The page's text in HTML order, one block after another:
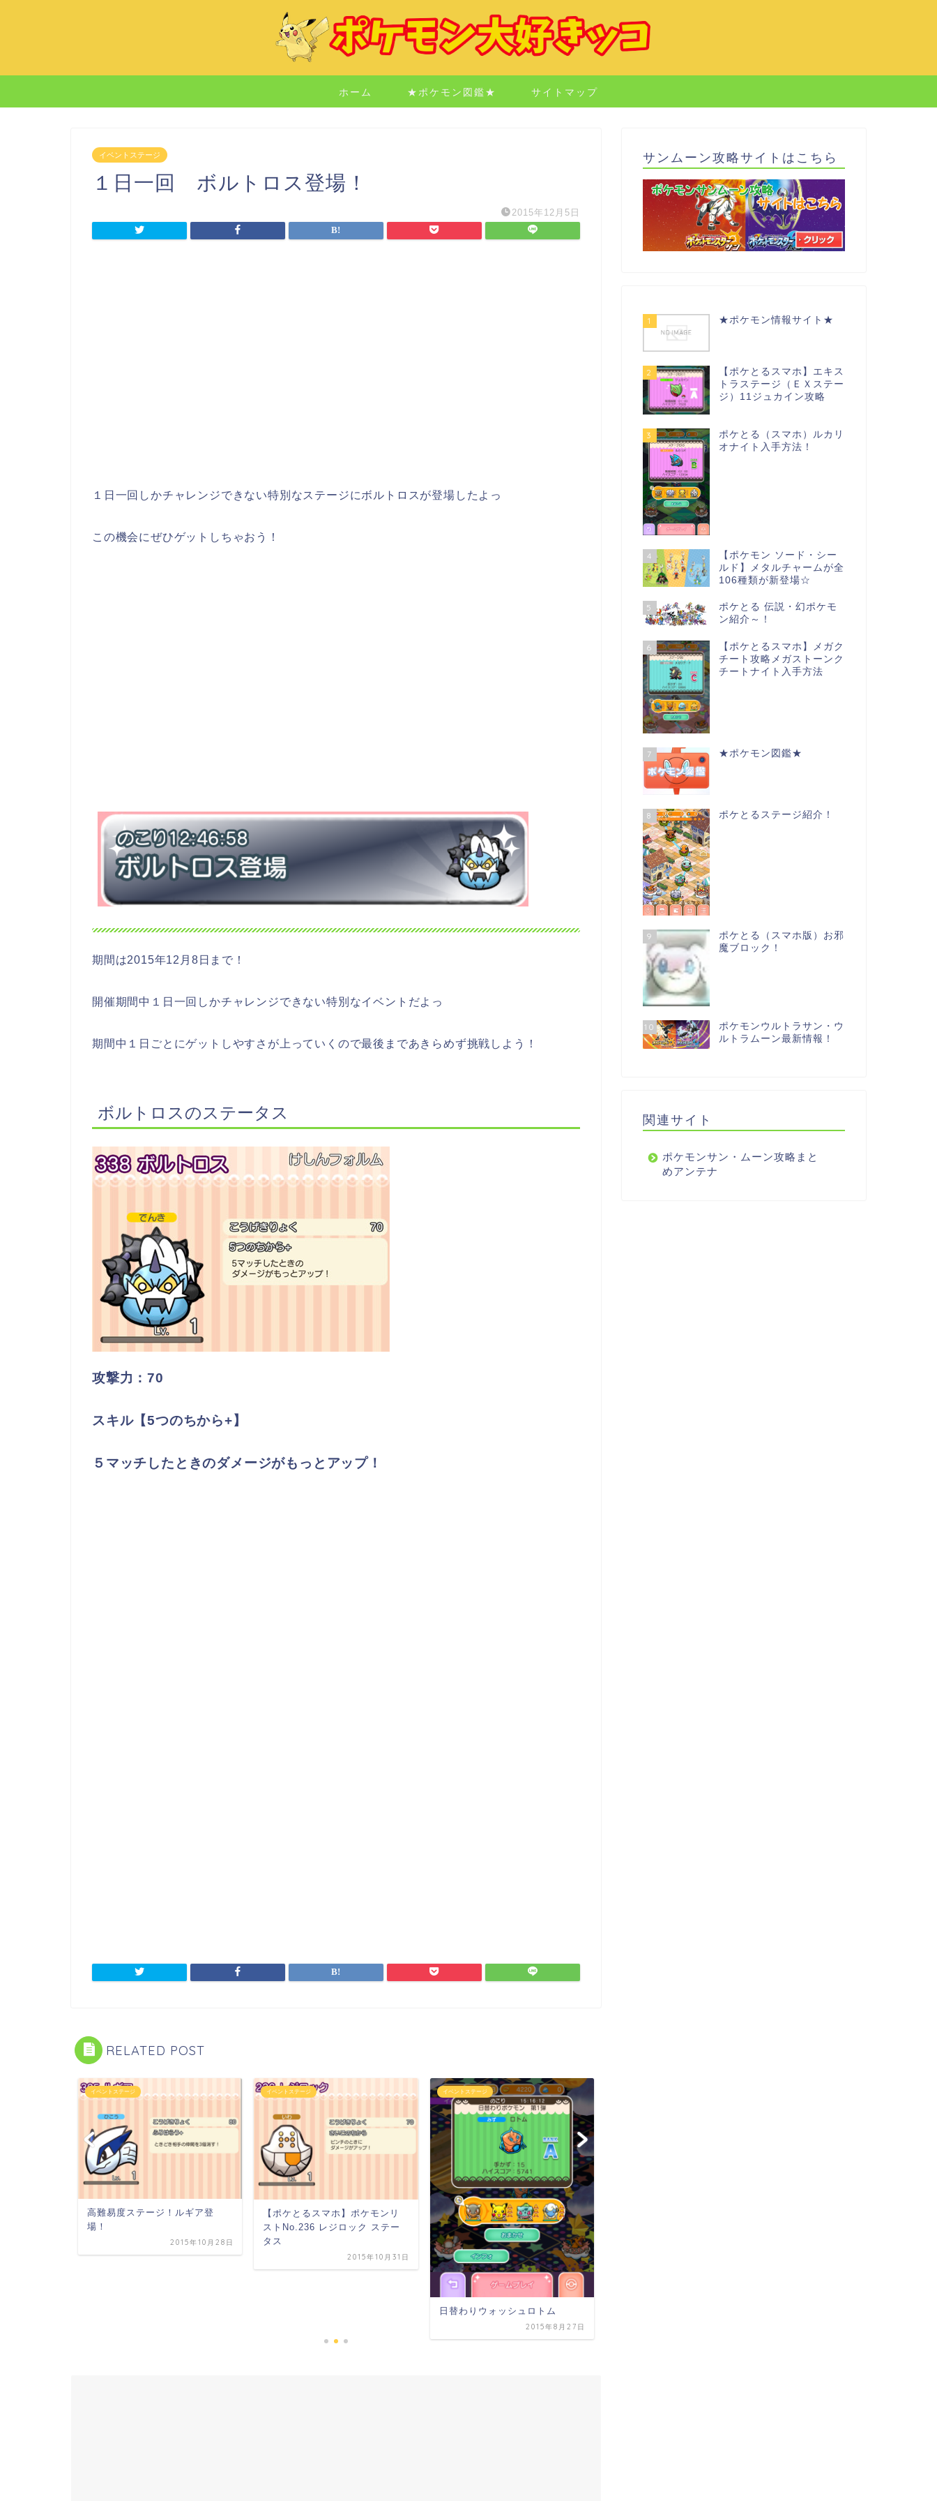
ホーム ★ポケモン図鑑★ サイトマップ
イベントステージ
１日一回 ボルトロス登場！
2015年12月5日
１日一回しかチャレンジできない特別なステージにボルトロスが登場したよっ
この機会にぜひゲットしちゃおう！
期間は2015年12月8日まで！
開催期間中１日一回しかチャレンジできない特別なイベントだよっ
期間中１日ごとにゲットしやすさが上っていくので最後まであきらめず挑戦しよう！
ボルトロスのステータス
攻撃力：70
スキル【5つのちから+】
５マッチしたときのダメージがもっとアップ！
RELATED POST
イベントステージ
高難易度ステージ！ルギア登
場！
2015年10月28日
イベントステージ
【ポケとるスマホ】ポケモンリ
ストNo.236 レジロック ステー
タス
2015年10月31日
イベントステージ
日替わりウォッシュロトム
2015年8月27日
サンムーン攻略サイトはこちら
1 ★ポケモン情報サイト★
2
【ポケとるスマホ】エキス
トラステージ（ＥＸステー
ジ）11ジュカイン攻略
3
ポケとる（スマホ）ルカリ
オナイト入手方法！
4
【ポケモン ソード・シー
ルド】メタルチャームが全
106種類が新登場☆
5
ポケとる 伝説・幻ポケモ
ン紹介～！
6
【ポケとるスマホ】メガク
チート攻略メガストーンク
チートナイト入手方法
7 ★ポケモン図鑑★
8 ポケとるステージ紹介！
9
ポケとる（スマホ版）お邪
魔ブロック！
10
ポケモンウルトラサン・ウ
ルトラムーン最新情報！
関連サイト
ポケモンサン・ムーン攻略まと
めアンテナ